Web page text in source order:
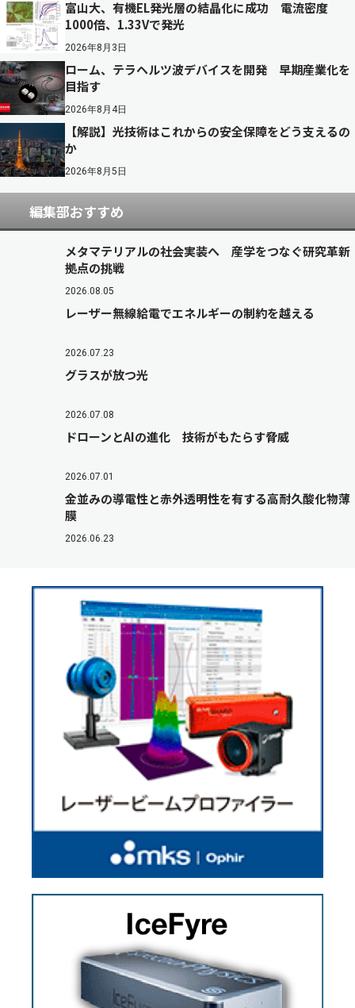
富山大、有機EL発光層の結晶化に成功 電流密度
1000倍、1.33Vで発光
2026年8月3日
ローム、テラヘルツ波デバイスを開発 早期産業化を
目指す
2026年8月4日
【解説】光技術はこれからの安全保障をどう支えるの
か
2026年8月5日
編集部おすすめ
メタマテリアルの社会実装へ 産学をつなぐ研究革新
拠点の挑戦
2026.08.05
レーザー無線給電でエネルギーの制約を越える
2026.07.23
グラスが放つ光
2026.07.08
ドローンとAIの進化 技術がもたらす脅威
2026.07.01
金並みの導電性と赤外透明性を有する高耐久酸化物薄
膜
2026.06.23